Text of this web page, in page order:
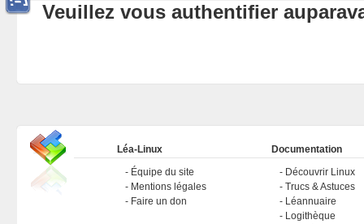
Veuillez vous authentifier
Léa-Linux
Équipe du site
Mentions légales
Faire un don
Documentation
Découvrir Linux
Trucs & Astuces
Léannuaire
Logithèque